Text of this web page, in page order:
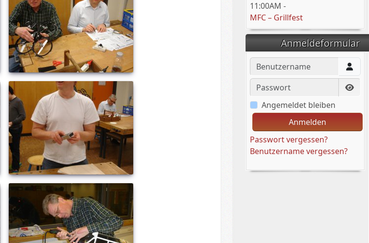
11:00AM -
MFC – Grillfest
Anmeldeformular
Benutzername
Passwort
Angemeldet bleiben
Anmelden
Passwort vergessen?
Benutzername vergessen?